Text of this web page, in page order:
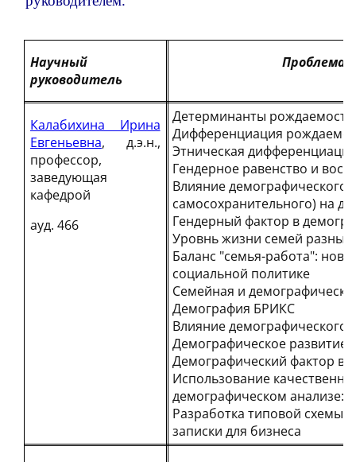
Научный
руководитель
Калабихина Ирина
Евгеньевна, д.э.н.,
профессор,
заведующая
кафедрой
ауд. 466
Детерминанты рождаемости
Дифференциация
Этническая
Гендерное равенство и
Влияние демографического
самосохранительного) на
Гендерный фактор в
Уровнь жизни семей разных
Баланс "семья-работа":
социальной политике
Семейная и
Демография БРИКС
Влияние демографического
Демографическое развитие
Демографический фактор
Использование
демографическом анализе:
Разработка типовой схемы
записки для бизнеса